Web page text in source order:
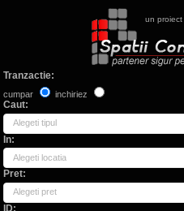
un proiect
Tranzactie:
cumpar inchiriez
Caut:
Alegeti tipul
In:
Alegeti locatia
Pret:
Alegeti pret
ID: